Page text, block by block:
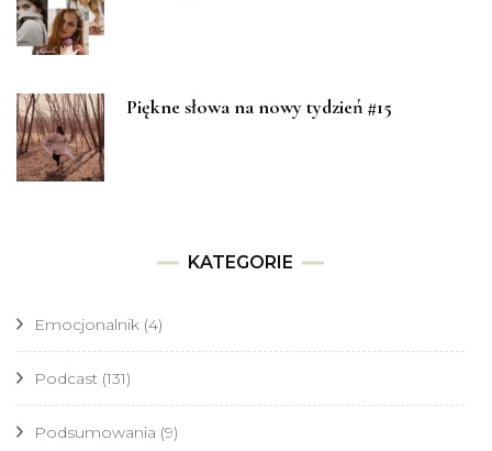
Piękne słowa na nowy tydzień #15
KATEGORIE
Emocjonalnik (4)
Podcast (131)
Podsumowania (9)